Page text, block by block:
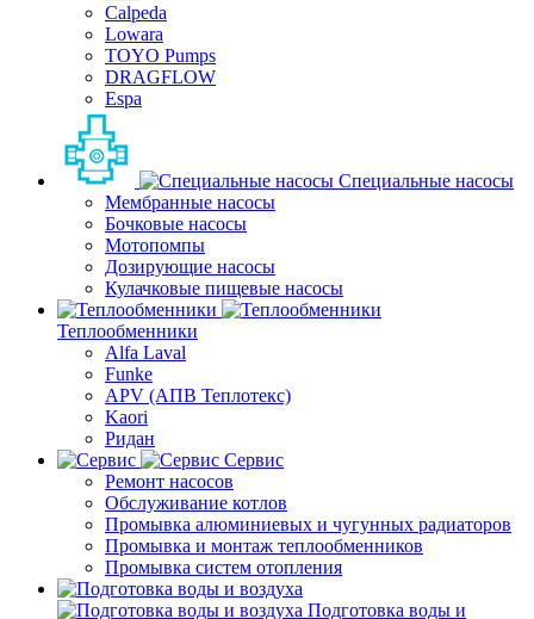
Calpeda
Lowara
TOYO Pumps
DRAGFLOW
Espa
Специальные насосы
Мембранные насосы
Бочковые насосы
Мотопомпы
Дозирующие насосы
Кулачковые пищевые насосы
Теплообменники
Alfa Laval
Funke
APV (АПВ Теплотекс)
Kaori
Ридан
Сервис
Ремонт насосов
Обслуживание котлов
Промывка алюминиевых и чугунных радиаторов
Промывка и монтаж теплообменников
Промывка систем отопления
Подготовка воды и